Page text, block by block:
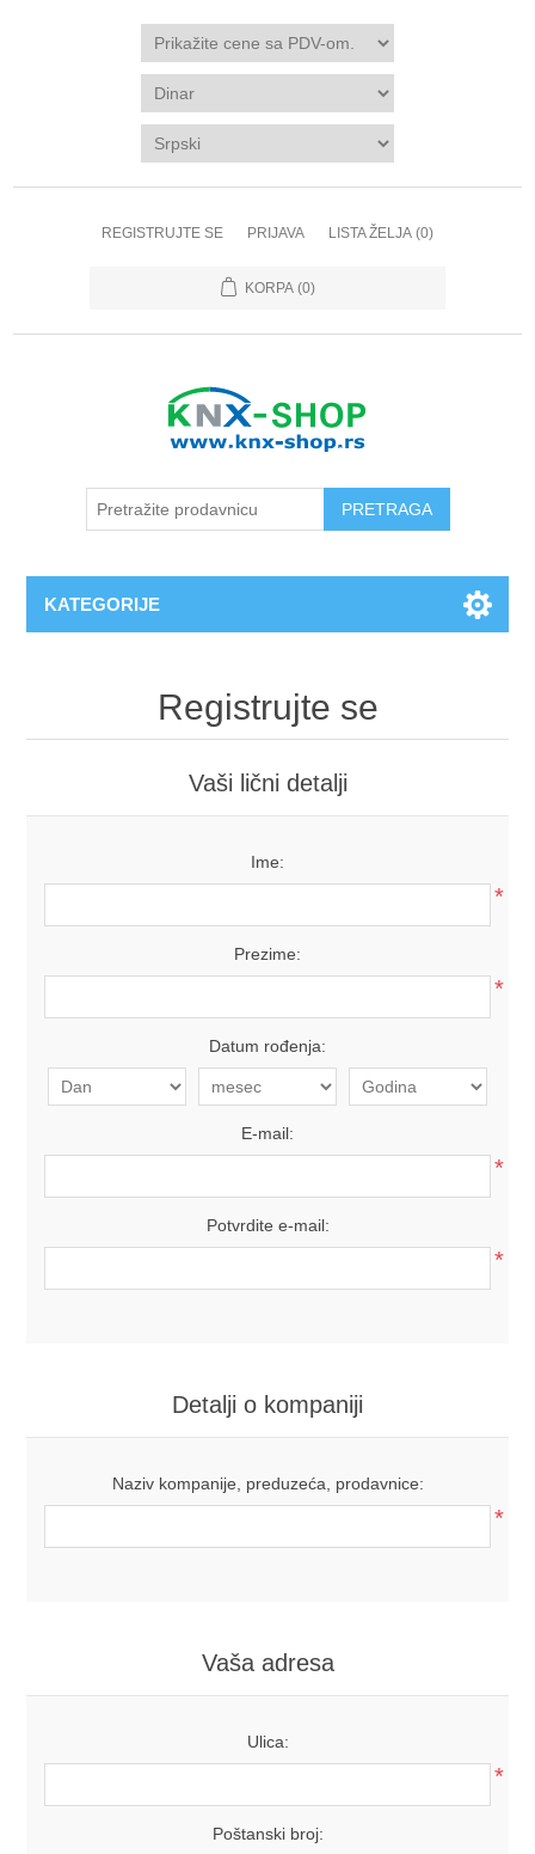
REGISTRUJTE SE PRIJAVA LISTA ŽELJA (0)
KORPA (0)
KATEGORIJE
Registrujte se
Vaši lični detalji
Ime:
*
Prezime:
*
Datum rođenja:
E-mail:
*
Potvrdite e-mail:
*
Detalji o kompaniji
Naziv kompanije, preduzeća, prodavnice:
*
Vaša adresa
Ulica:
*
Poštanski broj: